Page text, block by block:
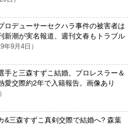
ロデューサーセクハラ事件の被害者は
潮が実名報道、週刊文春もトラブル
年9月4日）
手と三森すずこ結婚。プロレスラー＆
愛交際約2年で入籍報告。画像あり
&三森すずこ真剣交際で結婚へ? 森葉